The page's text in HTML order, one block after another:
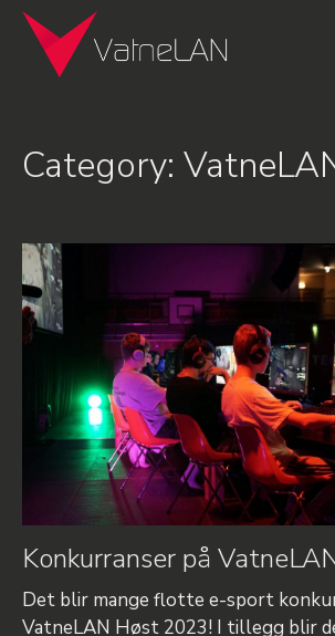
Category:
Konkurranser på
Det blir mange flotte e-sport
VatneLAN Høst 2023! I tillegg blir